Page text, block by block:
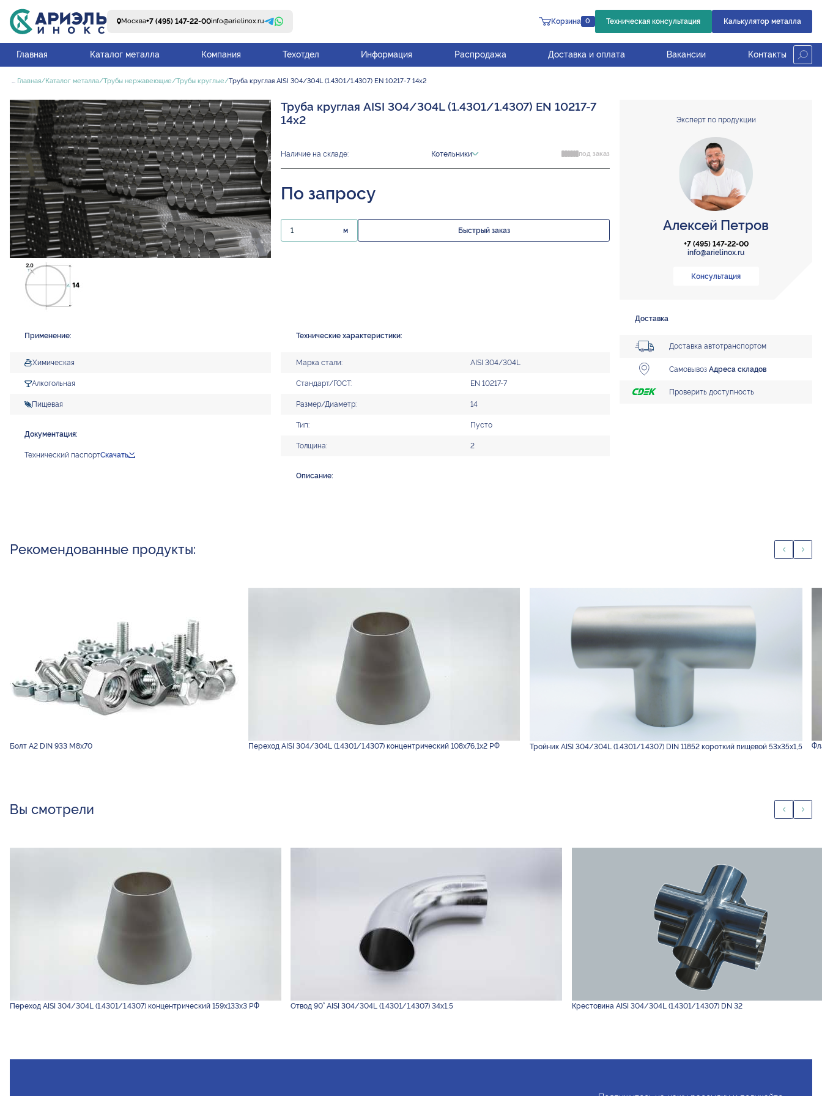
Москва+7 (495) 147-22-00info@arielinox.ru Корзина 0 Техническая консультация Калькулятор металла
Главная Каталог металла Компания Техотдел Информация Распродажа Доставка и оплата Вакансии Контакты
... Главная Каталог металла Трубы нержавеющие Трубы круглые Труба круглая AISI 304/304L (1.4301/1.4307) EN 10217-7 14х2
Труба круглая AISI 304/304L (1.4301/1.4307) EN 10217-7
14х2
Наличие на складе: Котельники под заказ
По запросу
м Быстрый заказ
Применение:
Химическая
Алкогольная
Пищевая
Документация:
Технический паспортСкачать
Технические характеристики:
Марка стали: AISI 304/304L
Стандарт/ГОСТ: EN 10217-7
Размер/Диаметр: 14
Тип: Пусто
Толщина: 2
Описание:
Эксперт по продукции
Алексей Петров
+7 (495) 147-22-00
info@arielinox.ru
Консультация
Доставка
Доставка автотранспортом
СамовывозАдреса складов
Проверить доступность
Рекомендованные продукты:
Болт А2 DIN 933 М8х70 Переход AISI 304/304L (1.4301/1.4307) концентрический 108х76,1х2 РФ Тройник AISI 304/304L (1.4301/1.4307) DIN 11852 короткий пищевой 53х35х1,5
Вы смотрели
Переход AISI 304/304L (1.4301/1.4307) концентрический 159х133х3 РФ Отвод 90° AISI 304/304L (1.4301/1.4307) 34х1,5 Крестовина AISI 304/304L (1.4301/1.4307) DN 32